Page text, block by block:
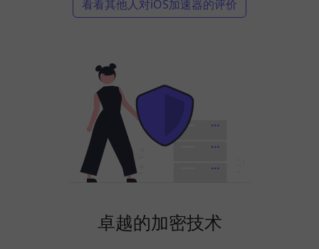
看看其他人对iOS加速器的评价
卓越的加密技术